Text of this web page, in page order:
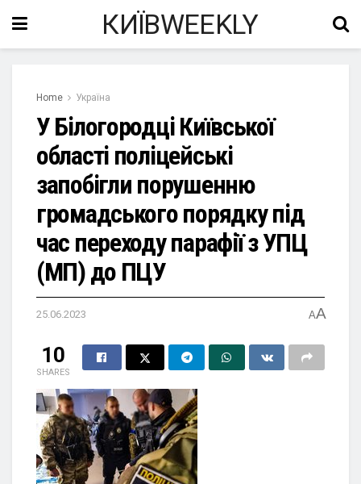
КИЇВWEEKLY
Home Україна
У Білогородці Київської
області поліцейські
запобігли порушенню
громадського порядку під
час переходу парафії з УПЦ
(МП) до ПЦУ
25.06.2023 AA
10
SHARES